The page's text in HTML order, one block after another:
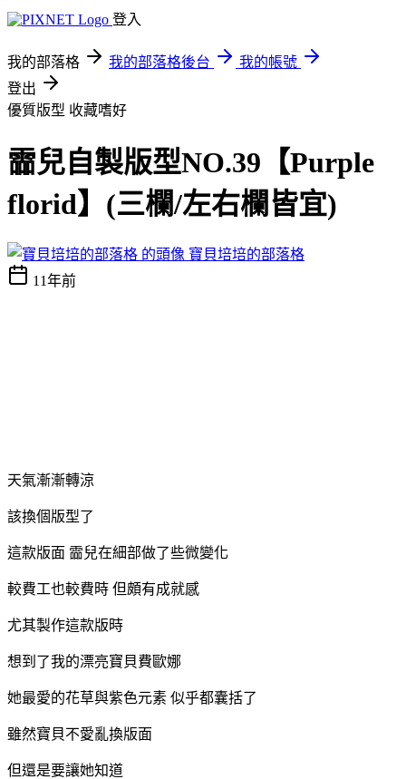
登入
我的部落格 我的部落格後台
我的帳號
登出
優質版型 收藏嗜好
霝兒自製版型NO.39【Purple
florid】(三欄/左右欄皆宜)
寶貝培培的部落格
11年前
天氣漸漸轉涼
該換個版型了
這款版面 霝兒在細部做了些微變化
較費工也較費時 但頗有成就感
尤其製作這款版時
想到了我的漂亮寶貝費歐娜
她最愛的花草與紫色元素 似乎都囊括了
雖然寶貝不愛亂換版面
但還是要讓她知道